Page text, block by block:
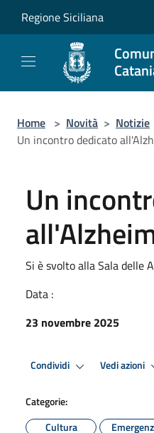
Regione Siciliana
Home > Novità > Notizie
Un incontro dedicato
Un
Si è svolto alla Sala delle
Data :
23 novembre 2025
Condividi Vedi azioni
Categorie:
Cultura